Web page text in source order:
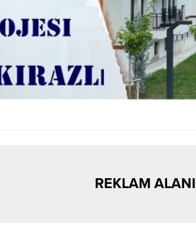
REKLAM ALANI